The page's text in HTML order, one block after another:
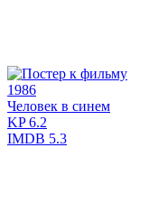
1986
Человек в синем
KP6.2
IMDB 5.3